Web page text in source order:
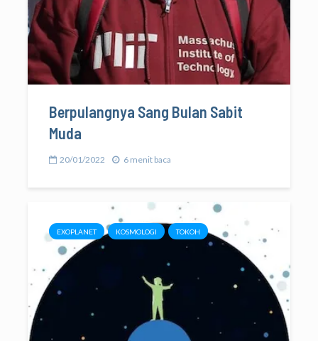
Berpulangnya Sang Bulan Sabit
Muda
20/01/2022 6 menit baca
EXOPLANET KOSMOLOGI TOKOH